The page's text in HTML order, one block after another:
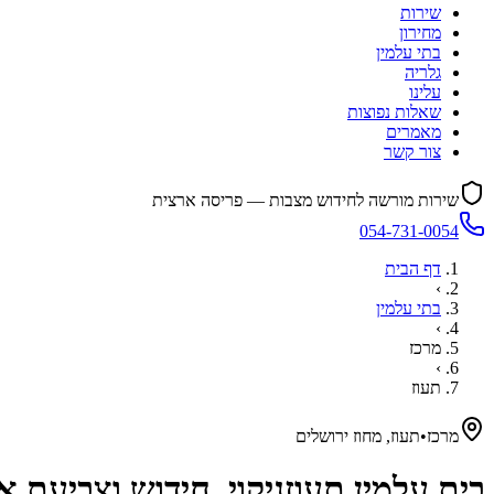
שירות
מחירון
בתי עלמין
גלריה
עלינו
שאלות נפוצות
מאמרים
צור קשר
שירות מורשה לחידוש מצבות — פריסה ארצית
054-731-0054
דף הבית
›
בתי עלמין
›
מרכז
›
תעוז
מרכז•תעוז, מחוז ירושלים